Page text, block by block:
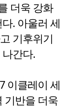
더욱 강화
. 아울러 세
기후위기
간다.
이클레이 세
기반을 더욱